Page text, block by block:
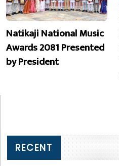
Natikaji National Music
Awards 2081 Presented
by President
RECENT